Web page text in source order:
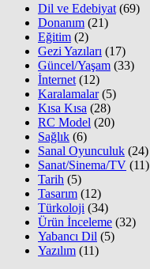
Dil ve Edebiyat (69)
Donanım (21)
Eğitim (2)
Gezi Yazıları (17)
Güncel/Yaşam (33)
İnternet (12)
Karalamalar(5)
Kısa Kısa (28)
RC Model (20)
Sağlık (6)
Sanal Oyunculuk (24)
Sanat/Sinema/TV (11)
Tarih (5)
Tasarım (12)
Türkoloji (34)
Ürün İnceleme (32)
Yabancı Dil (5)
Yazılım (11)